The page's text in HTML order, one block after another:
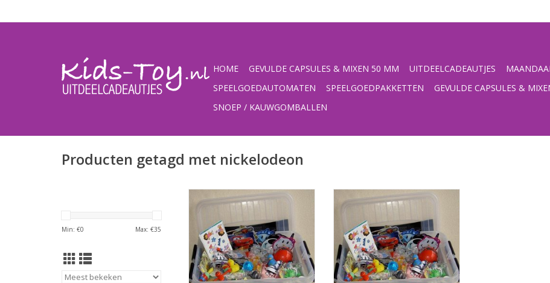
HOME GEVULDE CAPSULES & MIXEN 50 MM UITDEELCADEAUTJES
SPEELGOEDAUTOMATEN
SPEELGOEDPAKKETTEN GEVULDE CAPSULES &
SNOEP / KAUWGOMBALLEN
Producten getagd met nickelodeon
Min: €0 Max: €35
Speelgoed uitdeelbox vol
uitdeelcadeautjes
TOEVOEGEN AAN WINKELWAGEN
Navulling voor de Speelgoed
uitdeelbox
TOEVOEGEN AAN WINKELWAGEN